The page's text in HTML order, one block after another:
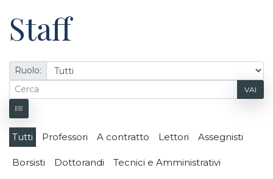
Staff
Ruolo:
VAI
Tutti Professori A contratto Lettori Assegnisti
Borsisti Dottorandi Tecnici e Amministrativi